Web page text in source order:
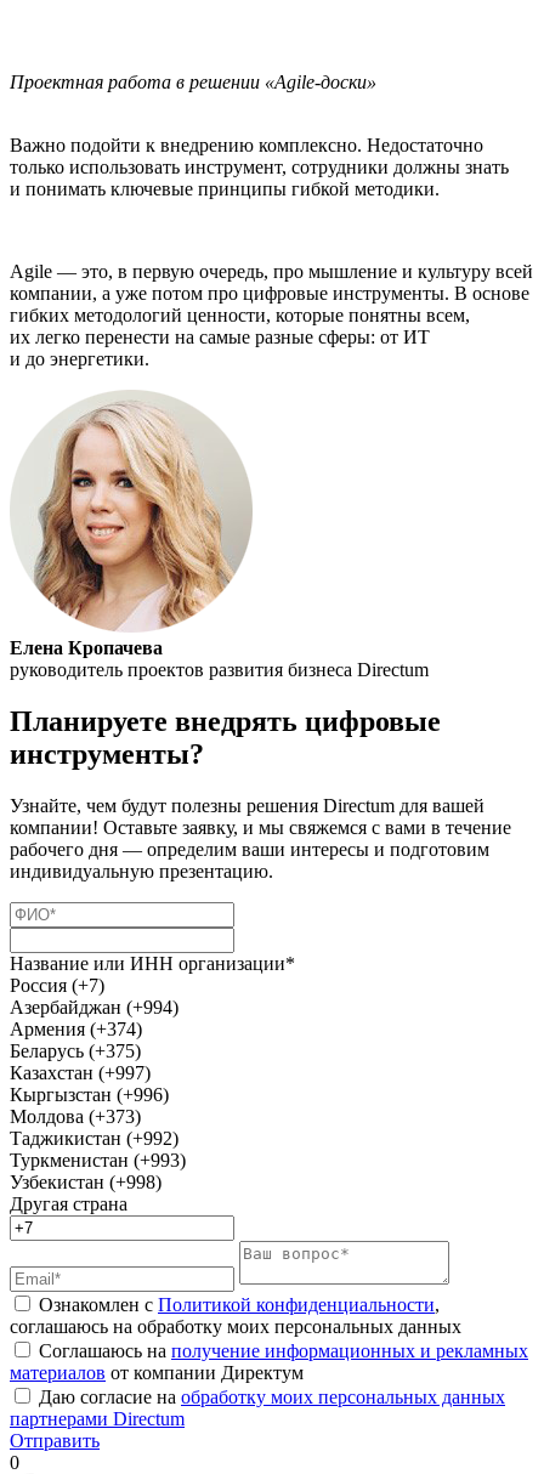
Проектная работа в решении «Agile-доски»
Важно подойти к внедрению комплексно. Недостаточно
только использовать инструмент, сотрудники должны знать
и понимать ключевые принципы гибкой методики.
Agile — это, в первую очередь, про мышление и культуру всей
компании, а уже потом про цифровые инструменты. В основе
гибких методологий ценности, которые понятны всем,
их легко перенести на самые разные сферы: от ИТ
и до энергетики.
Елена Кропачева
руководитель проектов развития бизнеса Directum
Планируете внедрять цифровые
инструменты?
Узнайте, чем будут полезны решения Directum для вашей
компании! Оставьте заявку, и мы свяжемся с вами в течение
рабочего дня — определим ваши интересы и подготовим
индивидуальную презентацию.
Название или ИНН организации*
Россия (+7)
Азербайджан (+994)
Армения (+374)
Беларусь (+375)
Казахстан (+997)
Кыргызстан (+996)
Молдова (+373)
Таджикистан (+992)
Туркменистан (+993)
Узбекистан (+998)
Другая страна
Ознакомлен с Политикой конфиденциальности,
соглашаюсь на обработку моих персональных данных
Соглашаюсь на получение информационных и рекламных
материалов от компании Директум
Даю согласие на обработку моих персональных данных
партнерами Directum
Отправить
0